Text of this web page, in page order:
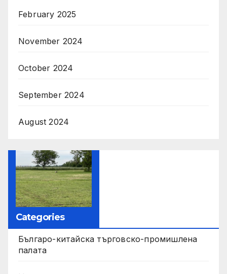
February 2025
November 2024
October 2024
September 2024
August 2024
Categories
Българо-китайска търговско-промишлена
палата